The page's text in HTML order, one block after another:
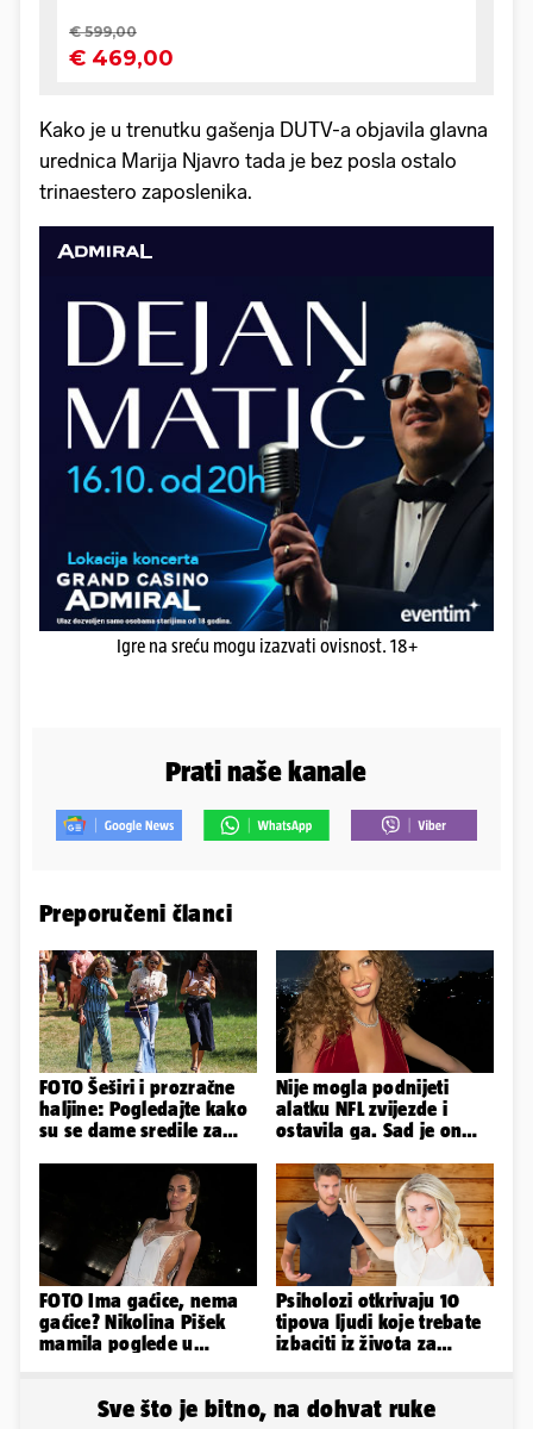
Kako je u trenutku gašenja DUTV-a objavila glavna
urednica Marija Njavro tada je bez posla ostalo
trinaestero zaposlenika.
Igre na sreću mogu izazvati ovisnost. 18+
Prati naše kanale
Preporučeni članci
FOTO Šeširi i prozračne
haljine: Pogledajte kako
su se dame sredile za
Nije mogla podnijeti
alatku NFL zvijezde i
ostavila ga. Sad je on
limenke...'
FOTO Ima gaćice, nema
gaćice? Nikolina Pišek
mamila poglede u
Psiholozi otkrivaju 10
tipova ljudi koje trebate
izbaciti iz života za
Sve što je bitno, na dohvat ruke